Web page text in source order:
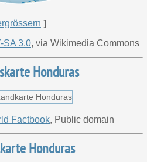
]
SA 3.0, via Wikimedia Commons
Honduras
Factbook, Public domain
Honduras